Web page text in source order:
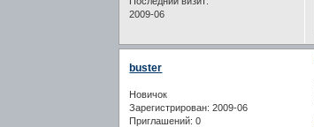
2009-06
buster
Новичок
Зарегистрирован: 2009-06
Приглашений: 0